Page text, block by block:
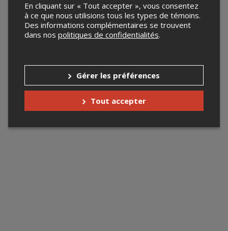
En cliquant sur « Tout accepter », vous consentez
à ce que nous utilisions tous les types de témoins.
Des informations complémentaires se trouvent
dans nos politiques de confidentialités.
Gérer les préférences
Tout accepter